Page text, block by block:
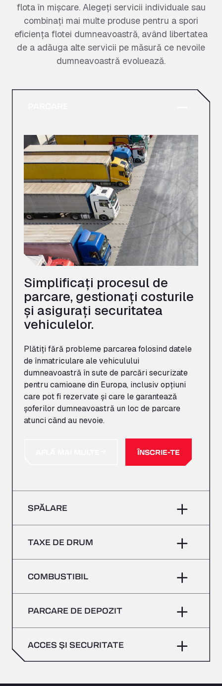
flota în mișcare. Alegeți servicii individuale sau
combinați mai multe produse pentru a spori
eficiența flotei dumneavoastră, având libertatea
de a adăuga alte servicii pe măsură ce nevoile
dumneavoastră evoluează.
Simplificați procesul de
parcare, gestionați costurile
și asigurați securitatea
vehiculelor.
Plătiți fără probleme parcarea folosind datele
de înmatriculare ale vehiculului
dumneavoastră în sute de parcări securizate
pentru camioane din Europa, inclusiv opțiuni
care pot fi rezervate și care le garantează
șoferilor dumneavoastră un loc de parcare
atunci când au nevoie.
ÎNSCRIE-TE
SPĂLARE
TAXE DE DRUM
COMBUSTIBIL
PARCARE DE DEPOZIT
ACCES ȘI SECURITATE